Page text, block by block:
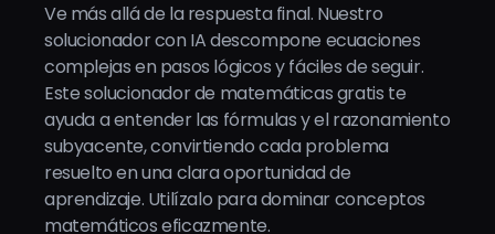
Ve más allá de la respuesta final. Nuestro
solucionador con IA descompone ecuaciones
complejas en pasos lógicos y fáciles de seguir.
Este solucionador de matemáticas gratis te
ayuda a entender las fórmulas y el razonamiento
subyacente, convirtiendo cada problema
resuelto en una clara oportunidad de
aprendizaje. Utilízalo para dominar conceptos
matemáticos eficazmente.